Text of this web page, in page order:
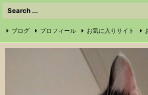
ブログ プロフィール お気に入りサイト
信仰の証 Instagram